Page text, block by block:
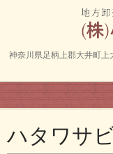
神奈川県足柄上郡大井町
ハタワサ